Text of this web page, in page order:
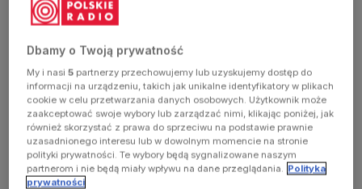
exception
has
occurred
(see the
browser
Dbamy o Twoją prywatność
My i nasi5 partnerzy przechowujemy lub uzyskujemy dostęp do
informacji na urządzeniu, takich jak unikalne identyfikatory w plikach
cookie w celu przetwarzania danych osobowych. Użytkownik może
zaakceptować swoje wybory lub zarządzać nimi, klikając poniżej, jak
również skorzystać z prawa do sprzeciwu na podstawie prawnie
uzasadnionego interesu lub w dowolnym momencie na stronie
polityki prywatności. Te wybory będą sygnalizowane naszym
partnerom i nie będą miały wpływu na dane przeglądania. Polityka
prywatności